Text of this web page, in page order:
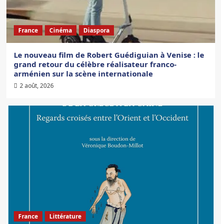
France Cinéma Diaspora
Le nouveau film de Robert Guédiguian à Venise : le
grand retour du célèbre réalisateur franco-
arménien sur la scène internationale
2 août, 2026
France Littérature